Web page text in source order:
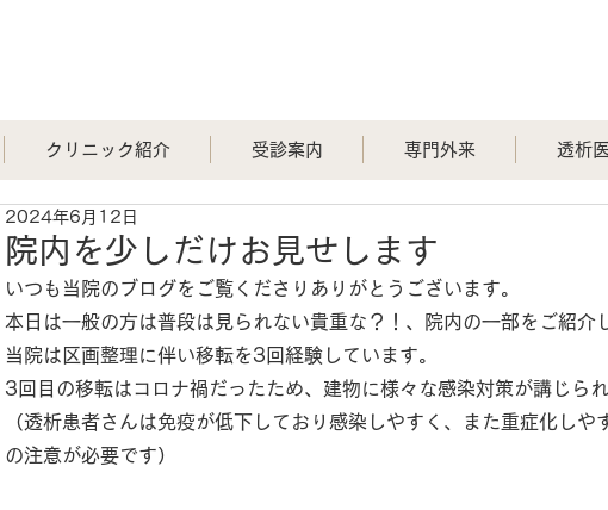
クリニック紹介 受診案内 専門外来 透析
院内を少しだけお見せします
2024年6月12日
いつも当院のブログをご覧くださりありがとうございます。
本日は一般の方は普段は見られない貴重な？！、院内の一部をご紹介
当院は区画整理に伴い移転を3回経験しています。
3回目の移転はコロナ禍だったため、建物に様々な感染対策が講じられ
（透析患者さんは免疫が低下しており感染しやすく、また重症化し
の注意が必要です）